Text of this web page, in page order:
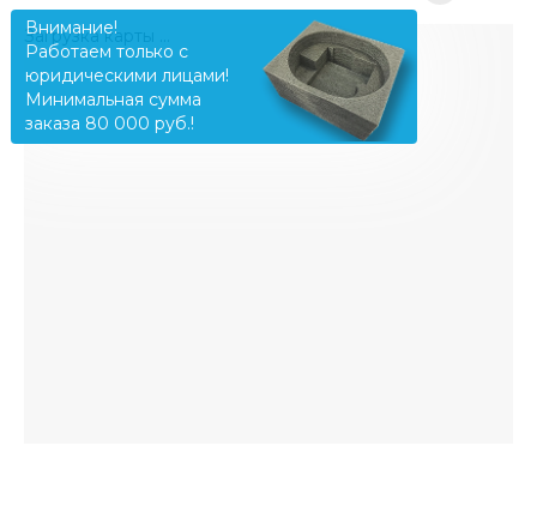
Загрузка карты ...
Внимание!
Работаем только с
юридическими лицами!
Минимальная сумма
заказа 80 000 руб.!